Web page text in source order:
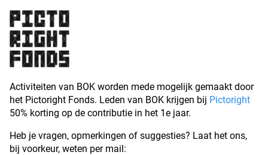
Activiteiten van BOK worden mede mogelijk gemaakt door
het Pictoright Fonds. Leden van BOK krijgen bij Pictoright
50% korting op de contributie in het 1e jaar.
Heb je vragen, opmerkingen of suggesties? Laat het ons,
bij voorkeur, weten per mail: